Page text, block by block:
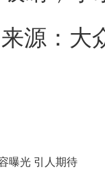
源：大
曝光 引人期待